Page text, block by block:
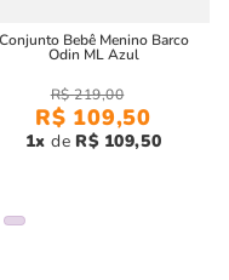
Conjunto Bebê Menino Barco
Odin ML Azul
R$ 219,00
R$ 109,50
1 R$ 109,50